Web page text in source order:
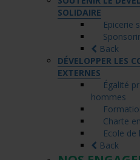
SOLIDAIRE
Epicerie
Back
DÉVELOPPER LES
EXTERNES
Égalité
hommes
Charte
Ecole de
Back